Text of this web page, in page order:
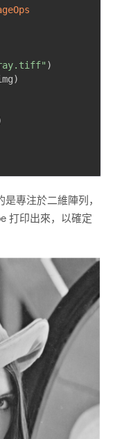
)
)
專注於二維陣列，
打印出來，以確定